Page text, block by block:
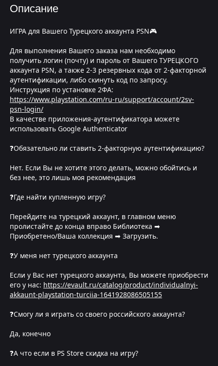
Описание
ИГРА для Вашего Турецкого аккаунта PSN🎮
Для выполнения Вашего заказа нам необходимо
получить логин (почту) и пароль от Вашего ТУРЕЦКОГО
аккаунта PSN, а также 2-3 резервных кода от 2-факторной
аутентификации, либо скинуть код по запросу.
Инструкция по установке 2ФА:
https://www.playstation.com/ru-ru/support/account/2sv-
psn-login/
В качестве приложения-аутентификатора можете
использовать Google Authenticator
❓Обязательно ли ставить 2-факторную аутентификацию?
Нет. Если Вы не хотите этого делать, можно обойтись и
без нее, это лишь моя рекомендация
❓Где найти купленную игру?
Перейдите на турецкий аккаунт, в главном меню
пролистайте до конца вправо Библиотека ➡
Приобретено/Ваша коллекция ➡ Загрузить.
❓У меня нет турецкого аккаунта
Если у Вас нет турецкого аккаунта, Вы можете приобрести
его у нас: https://evault.ru/catalog/product/individualnyi-
akkaunt-playstation-turciia-1641928086505155
❓Смогу ли я играть со своего российского аккаунта?
Да, конечно
❓А что если в PS Store скидка на игру?